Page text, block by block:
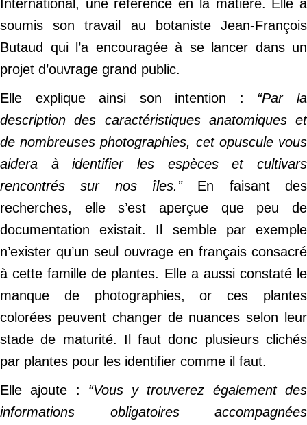
International, une référence en la matière. Elle a
soumis son travail au botaniste Jean-François
Butaud qui l’a encouragée à se lancer dans un
projet d’ouvrage grand public.
Elle explique ainsi son intention : “Par la
description des caractéristiques anatomiques et
de nombreuses photographies, cet opuscule vous
aidera à identifier les espèces et cultivars
rencontrés sur nos îles.”En faisant des
recherches, elle s’est aperçue que peu de
documentation existait. Il semble par exemple
n’exister qu’un seul ouvrage en français consacré
à cette famille de plantes. Elle a aussi constaté le
manque de photographies, or ces plantes
colorées peuvent changer de nuances selon leur
stade de maturité. Il faut donc plusieurs clichés
par plantes pour les identifier comme il faut.
Elle ajoute : “Vous y trouverez également des
informations obligatoires accompagnées